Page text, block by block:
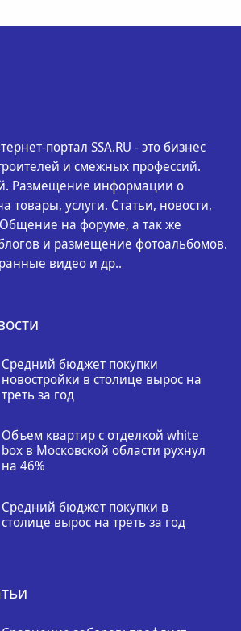
портал SSA.RU - это бизнес
и смежных профессий.
Размещение информации о
товары, услуги. Статьи, новости,
на форуме, а так же
и размещение фотоальбомов.
видео и др..
Средний бюджет покупки
новостройки в столице вырос на
треть за год
Объем квартир с отделкой white
box в Московской области рухнул
на 46%
Средний бюджет покупки в
столице вырос на треть за год